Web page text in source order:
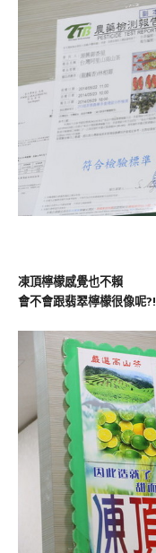
凍頂檸檬感覺也不賴
會不會跟翡翠檸檬很像呢?!